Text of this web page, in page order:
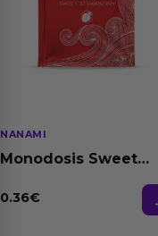
NANAMI
Monodosis Sweet
0.36€